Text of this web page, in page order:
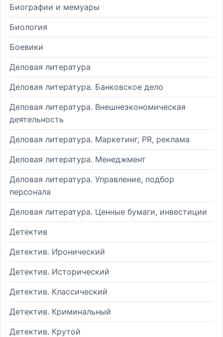
Биографии и мемуары
Биология
Боевики
Деловая литература
Деловая литература. Банковское дело
Деловая литература. Внешнеэкономическая
деятельность
Деловая литература. Маркетинг, PR, реклама
Деловая литература. Менеджмент
Деловая литература. Управление, подбор
персонала
Деловая литература. Ценные бумаги, инвестиции
Детектив
Детектив. Иронический
Детектив. Исторический
Детектив. Классический
Детектив. Криминальный
Детектив. Крутой